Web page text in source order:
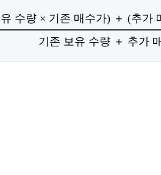
수량 × 기존 매수가) ＋ (추가
기존 보유 수량 ＋ 추가